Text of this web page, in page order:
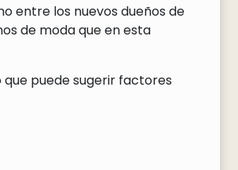
entre los nuevos dueños de
de moda que en esta
puede sugerir factores